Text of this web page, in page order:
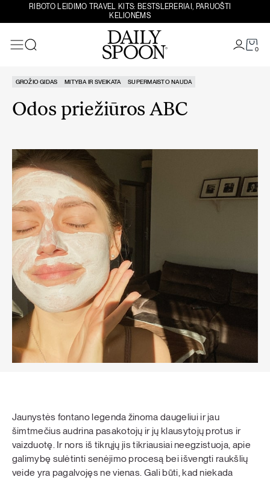
Eiti prie turinio
RIBOTO LEIDIMO TRAVEL KITS: BESTSLERERIAI, PARUOŠTI
KELIONĖMS
0
GROŽIO GIDAS MITYBA IR SVEIKATA SUPERMAISTO NAUDA
Odos priežiūros ABC
Jaunystės fontano legenda žinoma daugeliui ir jau
šimtmečius audrina pasakotojų ir jų klausytojų protus ir
vaizduotę. Ir nors iš tikrųjų jis tikriausiai neegzistuoja, apie
galimybę sulėtinti senėjimo procesą bei išvengti raukšlių
veide yra pagalvojęs ne vienas. Gali būti, kad niekada